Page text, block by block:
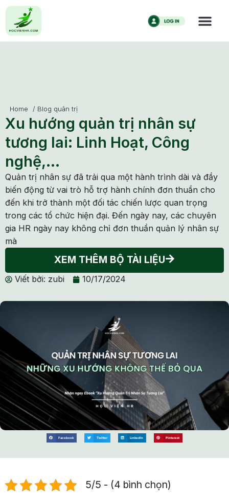
Home / Blog quản trị
Xu hướng quản trị nhân sự
tương lai: Linh Hoạt, Công
nghệ,…
Quản trị nhân sự đã trải qua một hành trình dài và đầy
biến động từ vai trò hỗ trợ hành chính đơn thuần cho
đến khi trở thành một đối tác chiến lược quan trọng
trong các tổ chức hiện đại. Đến ngày nay, các chuyên
gia HR ngày nay không chỉ đơn thuần quản lý nhân sự
mà
XEM THÊM BỘ TÀI LIỆU
Viết bởi: zubi 10/17/2024
Facebook Twitter LinkedIn Pinterest
5/5 - (4 bình chọn)